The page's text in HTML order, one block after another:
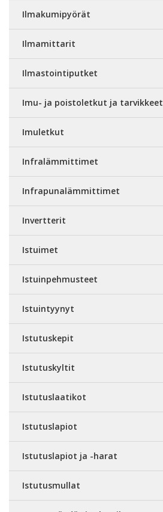
Ilmakumipyörät
Ilmamittarit
Ilmastointiputket
Imu- ja poistoletkut ja tarvikkeet
Imuletkut
Infralämmittimet
Infrapunalämmittimet
Invertterit
Istuimet
Istuinpehmusteet
Istuintyynyt
Istutuskepit
Istutuskyltit
Istutuslaatikot
Istutuslapiot
Istutuslapiot ja -harat
Istutusmullat